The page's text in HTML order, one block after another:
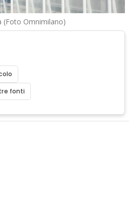
(Foto Omnimilano)
fonti